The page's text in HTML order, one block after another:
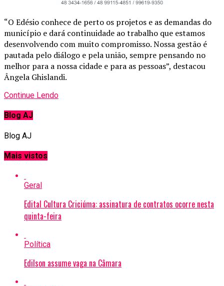
“O Edésio conhece de perto os projetos e as demandas do
município e dará continuidade ao trabalho que estamos
desenvolvendo com muito compromisso. Nossa gestão é
pautada pelo diálogo e pela união, sempre pensando no
melhor para a nossa cidade e para as pessoas”, destacou
Ângela Ghislandi.
Continue Lendo
Blog AJ
Blog AJ
Mais vistos
Geral
Edital Cultura Criciúma: assinatura de contratos ocorre nesta
quinta-feira
Política
Edilson assume vaga na Câmara